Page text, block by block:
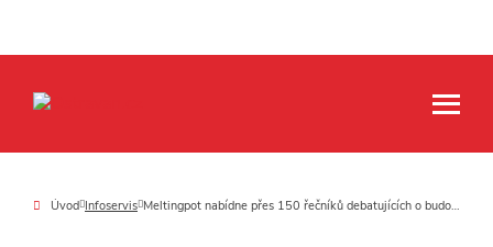
Úvod Infoservis Meltingpot nabídne přes 150 řečníků debatujících o budoucnosti světa, vědě i lidské mysli